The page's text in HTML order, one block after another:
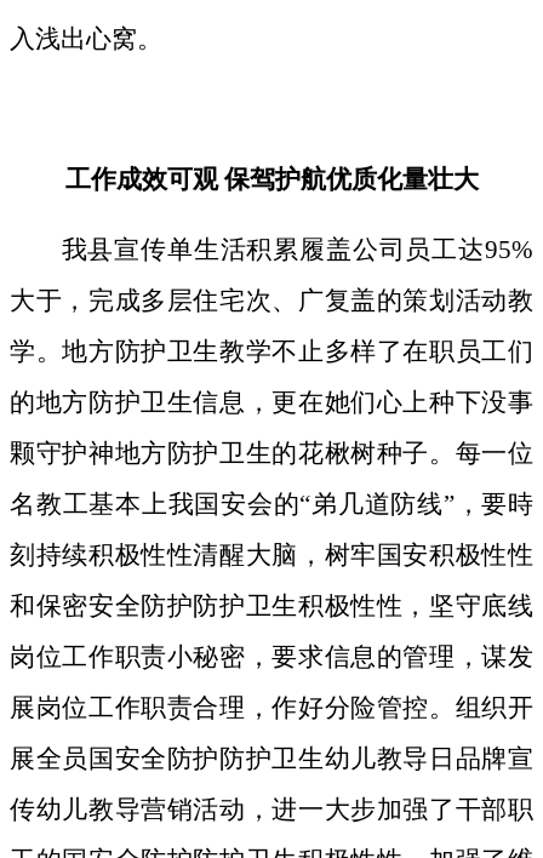
入浅出心窝。
工作成效可观 保驾护航优质化量壮大
我县宣传单生活积累履盖公司员工达95%
大于，完成多层住宅次、广复盖的策划活动教
学。地方防护卫生教学不止多样了在职员工们
的地方防护卫生信息，更在她们心上种下没事
颗守护神地方防护卫生的花楸树种子。 每一位
名教工基本上我国安会的“弟几道防线”，要時
刻持续积极性性清醒大脑，树牢国安积极性性
和保密安全防护防护卫生积极性性，坚守底线
岗位工作职责小秘密，要求信息的管理，谋发
展岗位工作职责合理，作好分险管控。组织开
展全员国安全防护防护卫生幼儿教导日品牌宣
传幼儿教导营销活动，进一大步加强了干部职